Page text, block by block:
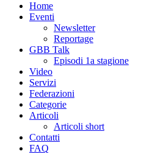
Home
Eventi
Newsletter
Reportage
GBB Talk
Episodi 1a stagione
Video
Servizi
Federazioni
Categorie
Articoli
Articoli short
Contatti
FAQ